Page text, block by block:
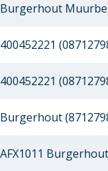
Burgerhout
400452221
400452221
Burgerhout
AFX1011